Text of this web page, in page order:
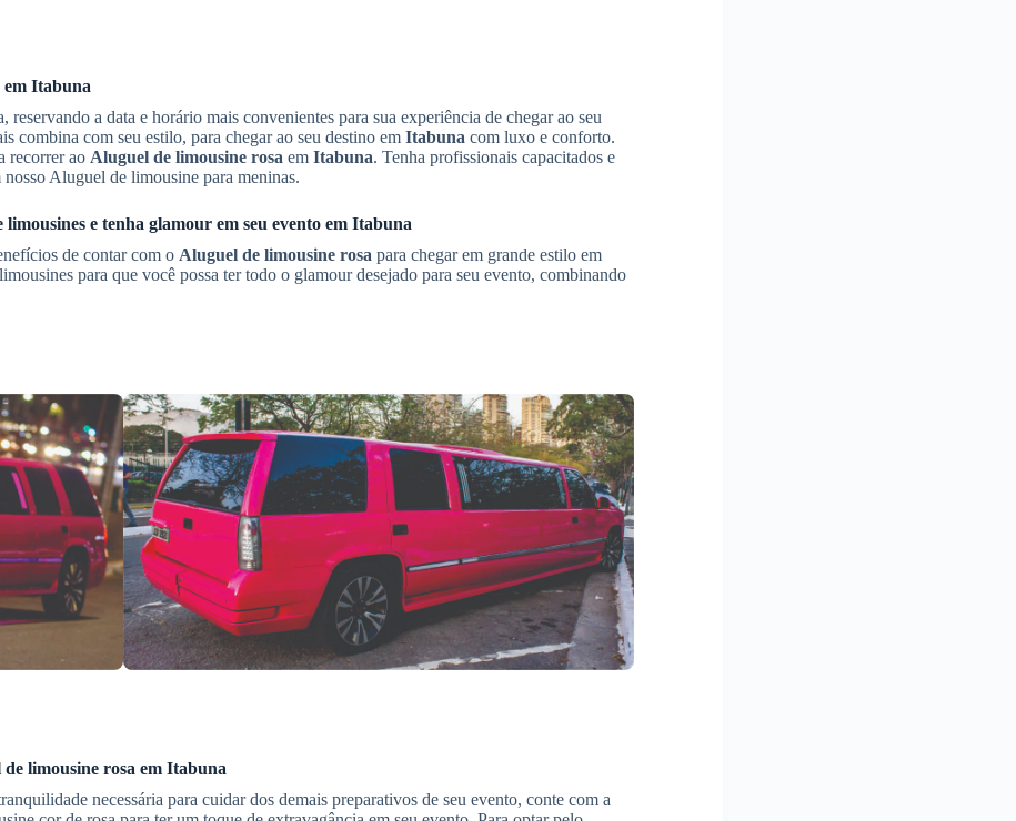
em Itabuna
a data e horário mais convenientes para sua experiência de chegar ao seu
combina com seu estilo, para chegar ao seu destino em Itabuna com luxo e conforto.
recorrer ao Aluguel de limousine rosa em Itabuna. Tenha profissionais capacitados e
Aluguel de limousine para meninas.
e tenha glamour em seu evento em Itabuna
de contar com o Aluguel de limousine rosa para chegar em grande estilo em
para que você possa ter todo o glamour desejado para seu evento, combinando
limousine rosa em Itabuna
necessária para cuidar dos demais preparativos de seu evento, conte com a